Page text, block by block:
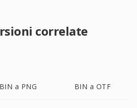
correlate
BIN a PNG BIN a OTF